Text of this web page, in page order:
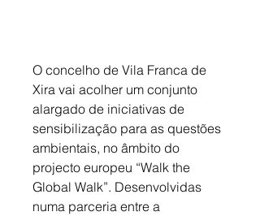
O concelho de Vila Franca de
Xira vai acolher um conjunto
alargado de iniciativas de
sensibilização para as questões
ambientais, no âmbito do
projecto europeu “Walk the
Global Walk”. Desenvolvidas
numa parceria entre a